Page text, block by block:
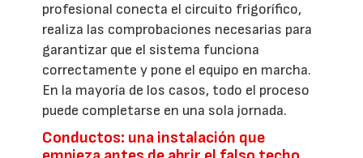
profesional conecta el circuito frigorífico,
realiza las comprobaciones necesarias para
garantizar que el sistema funciona
correctamente y pone el equipo en marcha.
En la mayoría de los casos, todo el proceso
puede completarse en una sola jornada.
Conductos: una instalación que